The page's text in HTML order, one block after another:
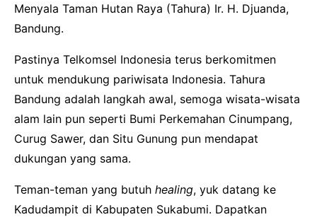
Menyala Taman Hutan Raya (Tahura) Ir. H. Djuanda,
Bandung.
Pastinya Telkomsel Indonesia terus berkomitmen
untuk mendukung pariwisata Indonesia. Tahura
Bandung adalah langkah awal, semoga wisata-wisata
alam lain pun seperti Bumi Perkemahan Cinumpang,
Curug Sawer, dan Situ Gunung pun mendapat
dukungan yang sama.
Teman-teman yang butuh healing, yuk datang ke
Kadudampit di Kabupaten Sukabumi. Dapatkan